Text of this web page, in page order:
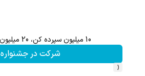
10 میلیون سپرده کن، 20 میلیون بردار🔥😍
شرکت در جشنواره
‹